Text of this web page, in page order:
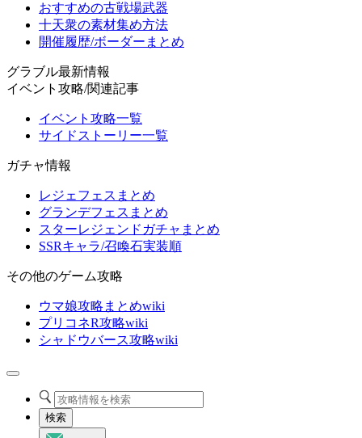
おすすめの古戦場武器
十天衆の素材集め方法
開催履歴/ボーダーまとめ
グラブル最新情報
イベント攻略/関連記事
イベント攻略一覧
サイドストーリー一覧
ガチャ情報
レジェフェスまとめ
グランデフェスまとめ
スターレジェンドガチャまとめ
SSRキャラ/召喚石実装順
その他のゲーム攻略
ウマ娘攻略まとめwiki
プリコネR攻略wiki
シャドウバース攻略wiki
検索